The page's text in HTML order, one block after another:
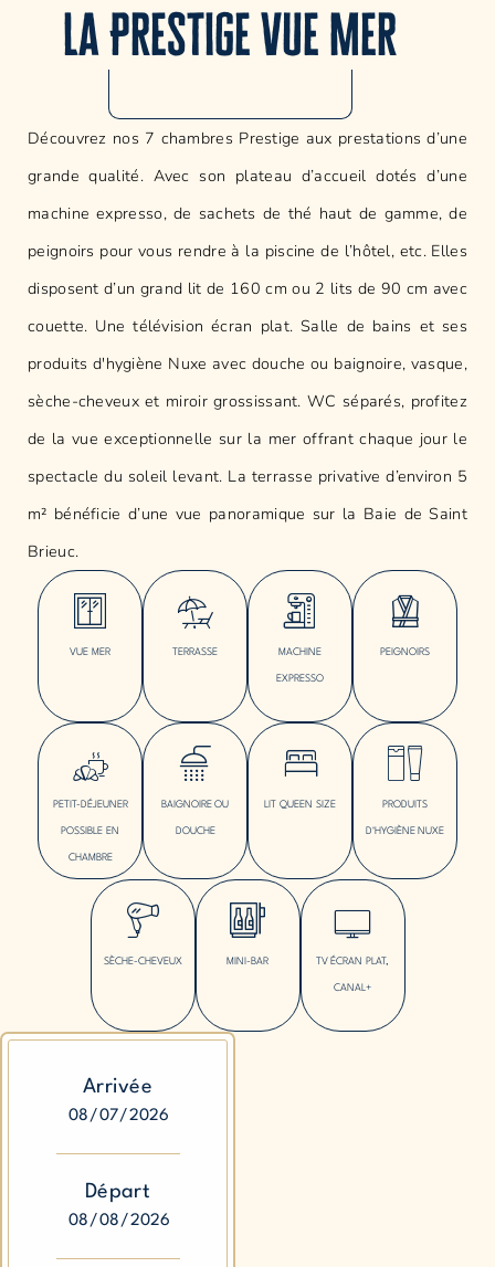
La Prestige vue Mer
Découvrez nos 7 chambres Prestige aux prestations d’une
grande qualité. Avec son plateau d’accueil dotés d’une
machine expresso, de sachets de thé haut de gamme, de
peignoirs pour vous rendre à la piscine de l’hôtel, etc. Elles
disposent d’un grand lit de 160 cm ou 2 lits de 90 cm avec
couette. Une télévision écran plat. Salle de bains et ses
produits d'hygiène Nuxe avec douche ou baignoire, vasque,
sèche-cheveux et miroir grossissant. WC séparés, profitez
de la vue exceptionnelle sur la mer offrant chaque jour le
spectacle du soleil levant. La terrasse privative d’environ 5
m² bénéficie d’une vue panoramique sur la Baie de Saint
Brieuc.
VUE MER TERRASSE MACHINE
EXPRESSO
PEIGNOIRS
PETIT-DÉJEUNER
POSSIBLE EN
CHAMBRE
BAIGNOIRE OU
DOUCHE
LIT QUEEN SIZE PRODUITS
D'HYGIÈNE NUXE
SÈCHE-CHEVEUX MINI-BAR TV ÉCRAN PLAT,
CANAL+
Arrivée
Départ